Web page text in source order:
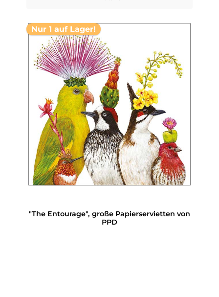
Nur 1 auf Lager!
"The Entourage", große Papierservietten von
PPD